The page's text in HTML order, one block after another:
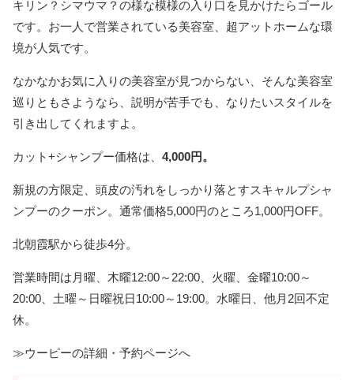
キリン？シマウマ？の様な模様の入り口を見かけたらゴール
です。お一人で営業されている美容室、超アットホームな環
境が人気です。
なかなかお気に入りの美容室が見つからない、そんな美容室
巡りともさようなら、説明が苦手でも、なりたいスタイルを
引き出してくれますよ。
カット+シャンプー価格は、 4,000円。
新規の方限定、頭皮の汚れをしっかり落とすスキャルプシャ
ンプーのクーポン。通常価格5,000円のところ1,000円OFF。
北朝霞駅から徒歩4分。
営業時間は月曜、木曜12:00～22:00、火曜、金曜10:00～
20:00、土曜～日曜祝日10:00～19:00。水曜日、他月2回不定
休。
≫ウーピーの詳細・予約ページへ